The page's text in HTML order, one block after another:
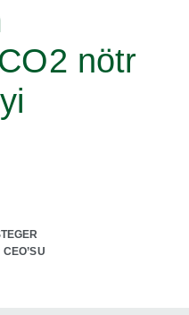
nötr